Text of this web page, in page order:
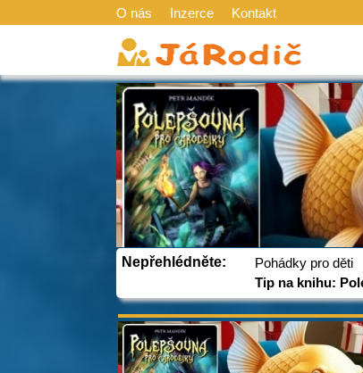
O nás Inzerce Kontakt
Nepřehlédněte:
Pohádky pro děti
Tip na knihu: